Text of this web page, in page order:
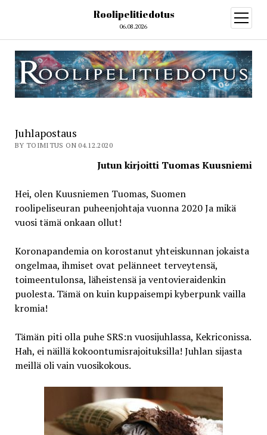
Roolipelitiedotus
06.08.2026
open
menu
Juhlapostaus
BY TOIMITUS ON 04.12.2020
Jutun kirjoitti Tuomas Kuusniemi
Hei, olen Kuusniemen Tuomas, Suomen
roolipeliseuran puheenjohtaja vuonna 2020Ja mikä
vuosi tämä onkaan ollut!
Koronapandemia on korostanut yhteiskunnan jokaista
ongelmaa, ihmiset ovat pelänneet terveytensä,
toimeentulonsa, läheistensä ja ventovieraidenkin
puolesta. Tämä on kuin kuppaisempi kyberpunk vailla
kromia!
Tämän piti olla puhe SRS:n vuosijuhlassa, Kekriconissa.
Hah, ei näillä kokoontumisrajoituksilla! Juhlan sijasta
meillä oli vain vuosikokous.